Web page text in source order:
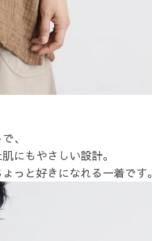
、
にもやさしい設計。
っと好きになれる一着です。